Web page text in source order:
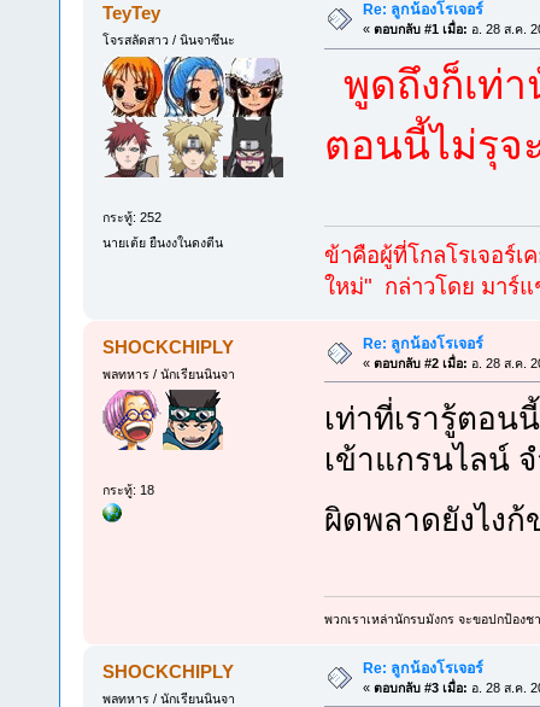
TeyTey
โจรสลัดสาว / นินจาซึนะ
กระทู้: 252
นายเต้ย ยืนงงในดงตีน
Re: ลูกน้องโรเจอร์
« ตอบกลับ #1 เมื่อ: อ. 28 ส.ค.
พูดถึงก็เท่
ตอนนี้ไม่รุจ
ข้าคือผู้ที่โกลโรเจอร์เ
ใหม่" กล่าวโดย มาร์
SHOCKCHIPLY
พลทหาร / นักเรียนนินจา
กระทู้: 18
Re: ลูกน้องโรเจอร์
« ตอบกลับ #2 เมื่อ: อ. 28 ส.ค.
เท่าที่เรารู้ตอ
เข้าแกรนไลน์
ผิดพลาดยังไง
พวกเราเหล่านักรบมังกร จะขอปกป้อง
SHOCKCHIPLY
พลทหาร / นักเรียนนินจา
Re: ลูกน้องโรเจอร์
« ตอบกลับ #3 เมื่อ: อ. 28 ส.ค.